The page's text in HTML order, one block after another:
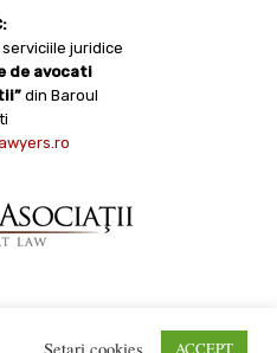
juridice
de avocati
din Baroul
Setari cookies ACCEPT